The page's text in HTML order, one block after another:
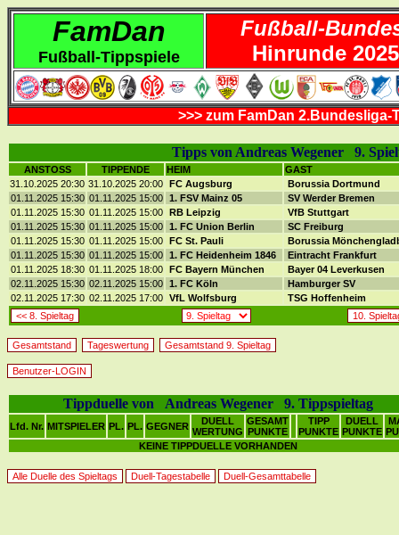
FamDan
Fußball-Tippspiele
Fußball-
Hinrunde
>>> zum FamDan
Tipps von Andreas Wegener 9.
ANSTOSS TIPPENDE HEIM
GAST
31.10.2025 20:30 31.10.2025 20:00 FC Augsburg
Borussia Dortmund
01.11.2025 15:30 01.11.2025 15:00 1. FSV Mainz 05
SV Werder Bremen
01.11.2025 15:30 01.11.2025 15:00 RB Leipzig
VfB Stuttgart
01.11.2025 15:30 01.11.2025 15:00 1. FC Union Berlin
SC Freiburg
01.11.2025 15:30 01.11.2025 15:00 FC St. Pauli
Borussia
01.11.2025 15:30 01.11.2025 15:00 1. FC Heidenheim 1846
Eintracht Frankfurt
01.11.2025 18:30 01.11.2025 18:00 FC Bayern München
Bayer 04 Leverkusen
02.11.2025 15:30 02.11.2025 15:00 1. FC Köln
Hamburger SV
02.11.2025 17:30 02.11.2025 17:00 VfL Wolfsburg
TSG Hoffenheim
<< 8. Spieltag
10.
Gesamtstand Tageswertung Gesamtstand 9. Spieltag
Benutzer-LOGIN
Tippduelle von Andreas Wegener 9. Tippspieltag
Lfd. Nr. MITSPIELER PL. PL. GEGNER
DUELL
WERTUNG
GESAMT
PUNKTE
TIPP
PUNKTE
DUELL
PUNKTE
KEINE TIPPDUELLE VORHANDEN
Alle Duelle des Spieltags Duell-Tagestabelle Duell-Gesamttabelle